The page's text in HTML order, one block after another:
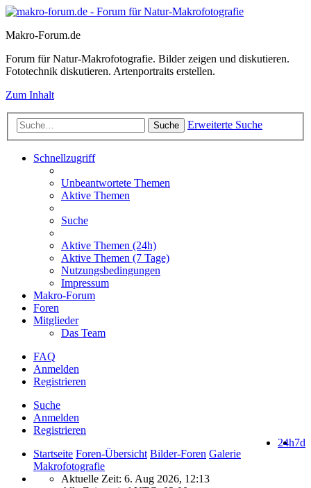
Makro-Forum.de
Forum für Natur-Makrofotografie. Bilder zeigen und diskutieren.
Fototechnik diskutieren. Artenportraits erstellen.
Zum Inhalt
Suche Erweiterte Suche
Schnellzugriff
Unbeantwortete Themen
Aktive Themen
Suche
Aktive Themen (24h)
Aktive Themen (7 Tage)
Nutzungsbedingungen
Impressum
Makro-Forum
Foren
Mitglieder
Das Team
FAQ
Anmelden
Registrieren
Suche
Anmelden
Registrieren
7d
24h
Startseite Foren-Übersicht Bilder-Foren Galerie
Makrofotografie
Aktuelle Zeit: 6. Aug 2026, 12:13